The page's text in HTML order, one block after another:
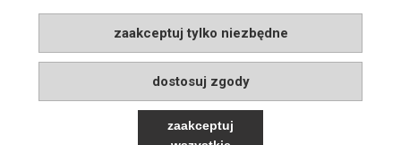
PŁATNOŚCI I DOSTAWA
O NAS
zaakceptuj tylko niezbędne
dostosuj zgody
zaakceptuj